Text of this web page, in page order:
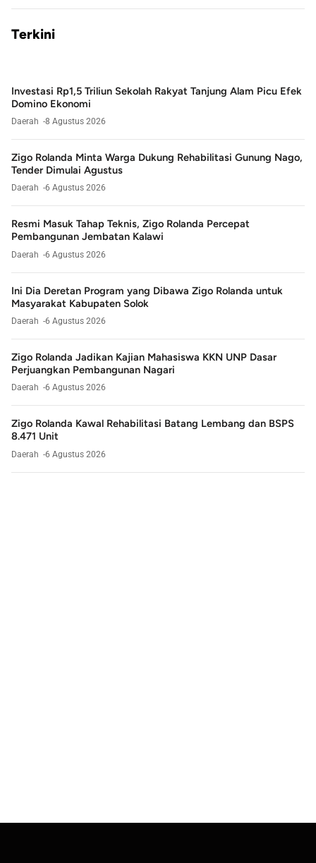
Terkini
Investasi Rp1,5 Triliun Sekolah Rakyat Tanjung Alam Picu Efek
Domino Ekonomi
Daerah 8 Agustus 2026
Zigo Rolanda Minta Warga Dukung Rehabilitasi Gunung Nago,
Tender Dimulai Agustus
Daerah 6 Agustus 2026
Resmi Masuk Tahap Teknis, Zigo Rolanda Percepat
Pembangunan Jembatan Kalawi
Daerah 6 Agustus 2026
Ini Dia Deretan Program yang Dibawa Zigo Rolanda untuk
Masyarakat Kabupaten Solok
Daerah 6 Agustus 2026
Zigo Rolanda Jadikan Kajian Mahasiswa KKN UNP Dasar
Perjuangkan Pembangunan Nagari
Daerah 6 Agustus 2026
Zigo Rolanda Kawal Rehabilitasi Batang Lembang dan BSPS
8.471 Unit
Daerah 6 Agustus 2026